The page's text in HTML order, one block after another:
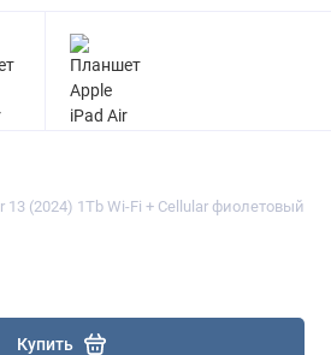
13 (2024) 1Tb Wi-Fi + Cellular фиолетовый
Купить